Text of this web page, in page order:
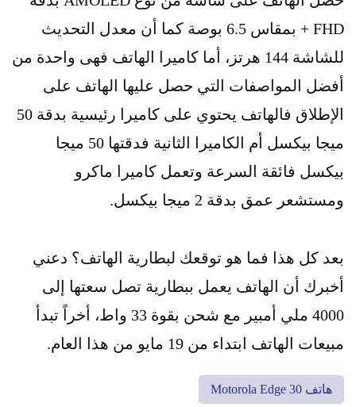
FHD + بمقاس 6.5 بوصة كما أن معدل التحديث
للشاشة 144 هرتز، أما كاميرا الهاتف فهى واحدة من
أفضل المواصفات التي حصل عليها الهاتف على
الإطلاق فالهاتف يحتوي على كاميرا رئيسية بدقة 50
ميجا بيكسل أم الكاميرا الثانية فدقتها 50 ميجا
بيكسل فائقة السرعة وتعمل كاميرا ماكرو
ومستشعر عمق بدقة 2 ميجا بيكسل.
بعد كل هذا فما هو توقعك لبطارية الهاتف؟ دعني
أخبرك أن الهاتف يعمل ببطارية تصل سعتها إلى
4000 ملي أمبير مع شحن بقوة 33 واط، أخراً تبدأ
مبيعات الهاتف ابتداء من 19 مايو من هذا العام.
هاتف Motorola Edge 30